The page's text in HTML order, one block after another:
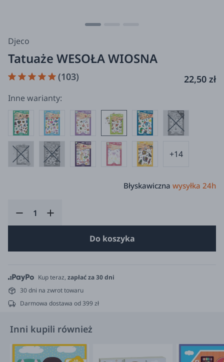
Djeco
Tatuaże WESOŁA WIOSNA
(103) 22,50 zł
Inne warianty:
+14
Błyskawiczna wysyłka 24h
Do koszyka
Kup teraz, zapłać za 30 dni
30 dni na zwrot towaru
Darmowa dostawa od 399 zł
Inni kupili również